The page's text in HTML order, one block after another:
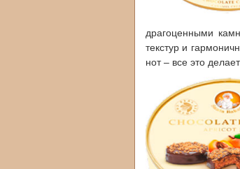
драгоценными
текстур и
нот – все это